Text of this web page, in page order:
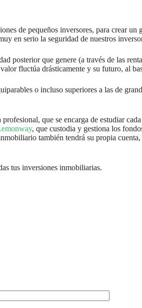
de pequeños inversores, para crear
en serio la seguridad de nuestros
posterior que genere (a través de las
fluctúa drásticamente y su futuro, al
o incluso superiores a las de
que se encarga de estudiar
, que custodia y gestiona los
también tendrá su propia
tus inversiones inmobiliarias.